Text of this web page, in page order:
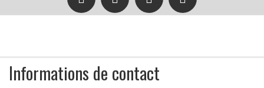
Informations de contact